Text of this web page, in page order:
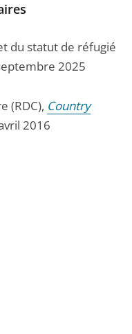
du statut de réfugié
2025
(RDC), Country
2016